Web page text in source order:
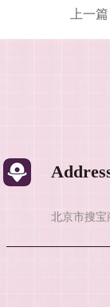
上一篇
北京市搜宝